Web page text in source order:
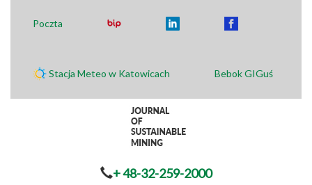
Poczta
Stacja Meteo w Katowicach Bebok GIGuś
+ 48-32-259-2000